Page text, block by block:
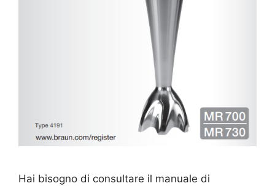
Hai bisogno di consultare il manuale di